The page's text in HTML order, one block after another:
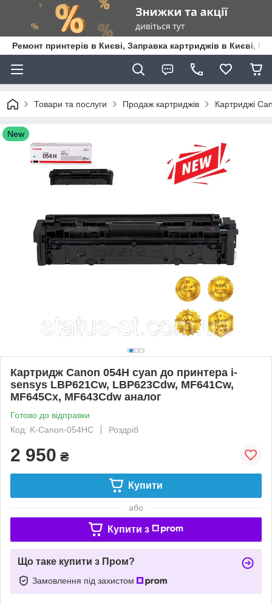
Ремонт принтерів в Києві, Заправка картриджів в Києві,
Товари та послуги Продаж картриджів Картриджі
New
Картридж Canon 054H cyan до принтера i-
sensys LBP621Cw, LBP623Cdw, MF641Cw,
MF645Cx, MF643Cdw аналог
Готово до відправки
Код: K-Canon-054HC
Роздріб
2 950 ₴
Купити
або
Купити з
Що таке купити з Пром?
Замовлення під захистом